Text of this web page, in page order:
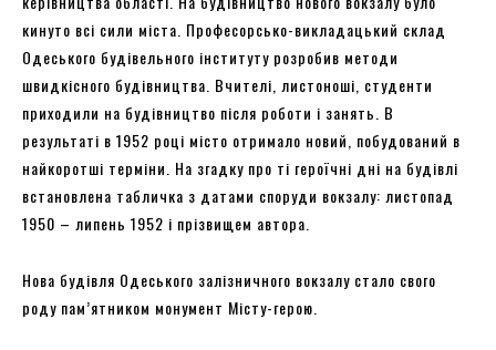
кинуто всі сили міста. Професорсько-викладацький склад
Одеського будівельного інституту розробив методи
швидкісного будівництва. Вчителі, листоноші, студенти
приходили на будівництво після роботи і занять. В
результаті в 1952 році місто отримало новий, побудований в
найкоротші терміни. На згадку про ті героїчні дні на будівлі
встановлена ​​табличка з датами споруди вокзалу: листопад
1950 – липень 1952 і прізвищем автора.
Нова будівля Одеського залізничного вокзалу стало свого
роду пам’ятником монумент Місту-герою.